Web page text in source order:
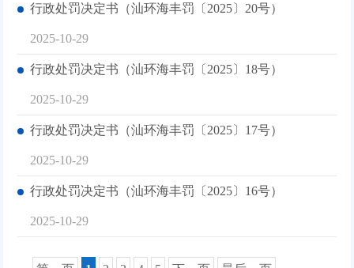
行政处罚决定书（汕环海丰罚〔2025〕20号）
2025-10-29
行政处罚决定书（汕环海丰罚〔2025〕18号）
2025-10-29
行政处罚决定书（汕环海丰罚〔2025〕17号）
2025-10-29
行政处罚决定书（汕环海丰罚〔2025〕16号）
2025-10-29